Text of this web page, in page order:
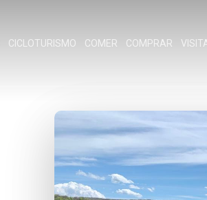
CICLOTURISMO COMER COMPRAR